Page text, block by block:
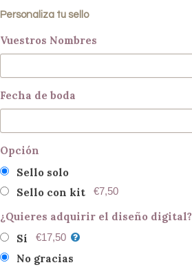
Personaliza tu sello
Vuestros Nombres
Fecha de boda
Opción
Sello solo
Sello con kit
€7,50
¿Quieres adquirir el diseño digital?
Sí
€17,50
No gracias